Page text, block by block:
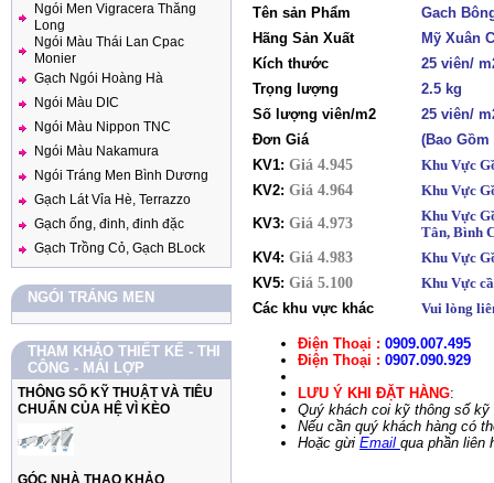
Ngói Men Vigracera Thăng
Long
Ngói Màu Thái Lan Cpac
Monier
Gạch Ngói Hoàng Hà
Ngói Màu DIC
Ngói Màu Nippon TNC
Ngói Màu Nakamura
Ngói Tráng Men Bình Dương
Gạch Lát Vỉa Hè, Terrazzo
Gạch ống, đinh, đinh đặc
Gạch Trồng Cỏ, Gạch BLock
NGÓI TRÁNG MEN
THAM KHẢO THIẾT KẾ - THI
CÔNG - MÁI LỢP
THÔNG SỐ KỸ THUẬT VÀ TIÊU
CHUẨN CỦA HỆ VÌ KÈO
GÓC NHÀ THAO KHẢO
Tên sản Phẩm
Gach
Hãng Sản Xuất
Mỹ Xuân
Kích thước
25 viên/
Trọng lượng
2.5 kg
Số lượng viên/m2
25 viên/
Đơn Giá
(Bao
KV1: Giá 4.945
Khu Vực
KV2: Giá 4.964
Khu Vực
KV3: Giá 4.973
Khu Vực
Tân, Bình
KV4: Giá 4.983
Khu Vực
KV5: Giá 5.100
Khu Vực
Các khu vực khác
Vui lòng
Điện Thoại : 0909.007.495
Điện Thoại : 0907.090.929
LƯU Ý KHI ĐẶT HÀNG:
Quý khách coi kỹ thông số
Nếu cần quý khách hàng có
Hoặc gừi Email qua phần liên